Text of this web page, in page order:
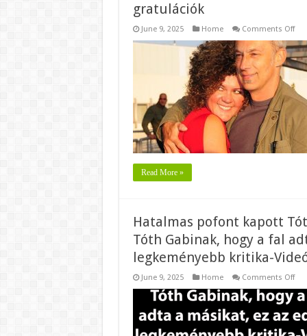
gratulációk
June 9, 2025 Home Comments Offon
a
a
férjét
Read More »
Hatalmas pofont kapott
Tóth Gabinak, hogy a fal
legkeményebb kritika-
June 9, 2025 Home Comments Offon